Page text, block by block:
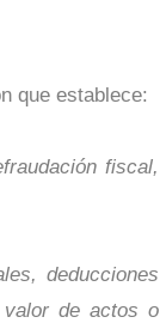
que establece:
fiscal,
deducciones
valor de actos o